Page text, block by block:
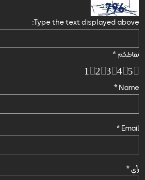
رأي*
Name
*
Email
*
Type the text displayed above:
نقاطكم*
5
4
3
2
1